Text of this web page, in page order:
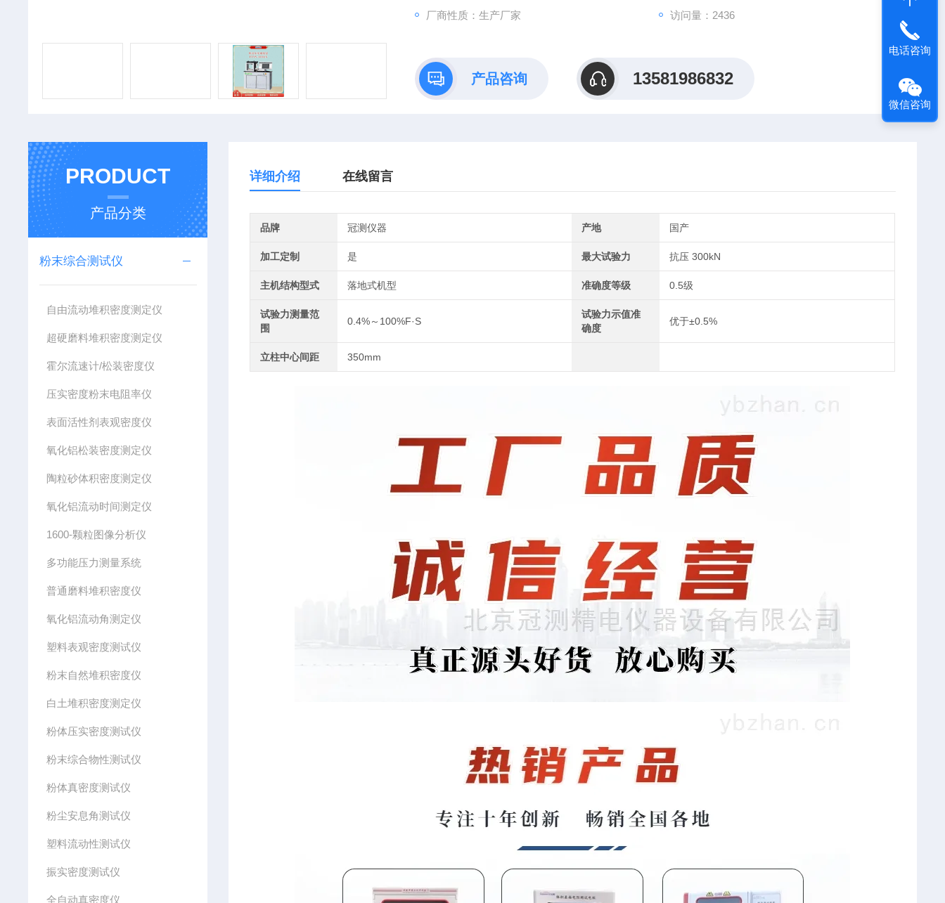
厂商性质：生产厂家 访问量：2436
产品咨询 13581986832
PRODUCT
产品分类
粉末综合测试仪
自由流动堆积密度测定仪
超硬磨料堆积密度测定仪
霍尔流速计/松装密度仪
压实密度粉末电阻率仪
表面活性剂表观密度仪
氧化铝松装密度测定仪
陶粒砂体积密度测定仪
氧化铝流动时间测定仪
1600-颗粒图像分析仪
多功能压力测量系统
普通磨料堆积密度仪
氧化铝流动角测定仪
塑料表观密度测试仪
粉末自然堆积密度仪
白土堆积密度测定仪
粉体压实密度测试仪
粉末综合物性测试仪
粉体真密度测试仪
粉尘安息角测试仪
塑料流动性测试仪
振实密度测试仪
全自动真密度仪
详细介绍 在线留言
品牌 冠测仪器 产地 国产
加工定制 是 最大试验力 抗压 300kN
主机结构型式 落地式机型 准确度等级 0.5级
试验力测量范
围
0.4%～100%F·S
试验力示值准
确度
优于±0.5%
立柱中心间距 350mm
电话咨询
微信咨询